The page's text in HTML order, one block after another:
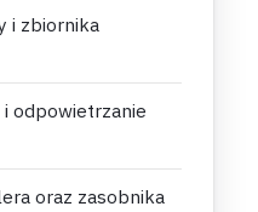
i zbiornika
i odpowietrzanie
oraz zasobnika